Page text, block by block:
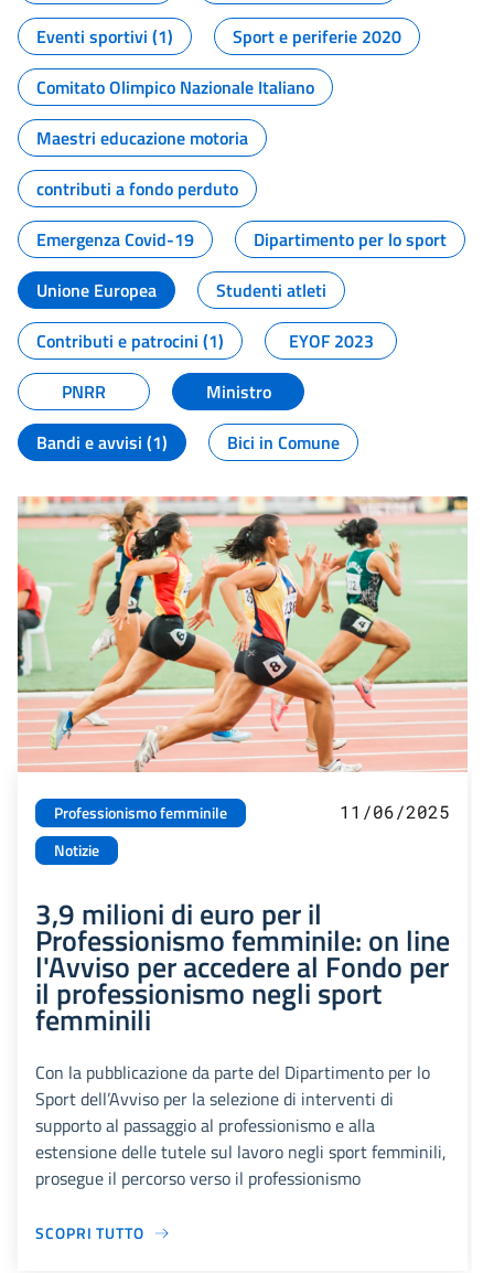
Eventi sportivi (1)
Sport e periferie 2020
Comitato Olimpico Nazionale Italiano
Maestri educazione motoria
contributi a fondo perduto
Emergenza Covid-19
Dipartimento per lo sport
Unione Europea
Studenti atleti
Contributi e patrocini (1)
EYOF 2023
PNRR
Ministro
Bandi e avvisi (1)
Bici in Comune
Professionismo femminile
Notizie
11/06/2025
3,9 milioni di euro per il
Professionismo femminile: on line
l'Avviso per accedere al Fondo per
il professionismo negli sport
femminili
Con la pubblicazione da parte del Dipartimento per lo
Sport dell’Avviso per la selezione di interventi di
supporto al passaggio al professionismo e alla
estensione delle tutele sul lavoro negli sport femminili,
prosegue il percorso verso il professionismo
SCOPRI TUTTO